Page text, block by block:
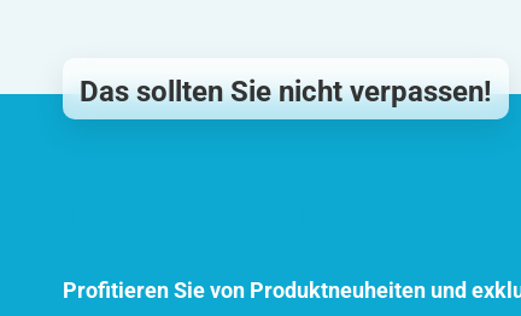
Das sollten Sie nicht verpassen!
Profitieren Sie von Produktneuheiten und